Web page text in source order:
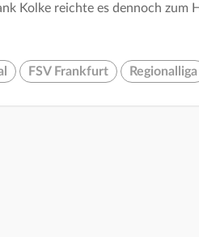
Kolke reichte es dennoch zum
FSV Frankfurt Regionalliga